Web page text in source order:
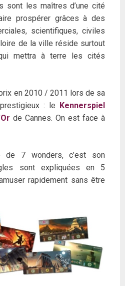
sont les maîtres d’une cité
prospérer grâces à des
scientifiques, civiles
de la ville réside surtout
mettra à terre les cités
en 2010 / 2011 lors de sa
: le Kennerspiel
de Cannes. On est face à
7 wonders, c’est son
sont expliquées en 5
rapidement sans être